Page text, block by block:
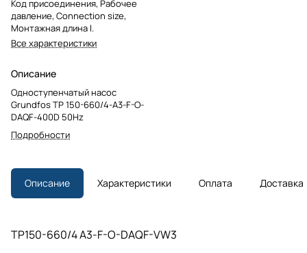
Код присоединения, Рабочее
давление, Connection size,
Монтажная длина l.
Все характеристики
Описание
Одноступенчатый насос
Grundfos TP 150-660/4-A3-F-O-
DAQF-400D 50Hz
Подробности
Описание Характеристики Оплата Доставка
TP150-660/4 A3-F-O-DAQF-VW3